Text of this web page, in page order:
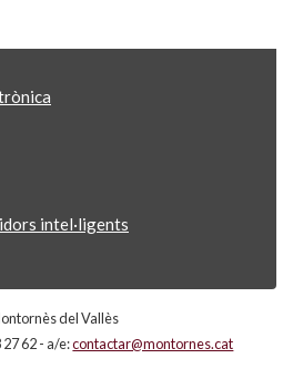
intel·ligents
del Vallès
27 62 - a/e:contactar@montornes.cat